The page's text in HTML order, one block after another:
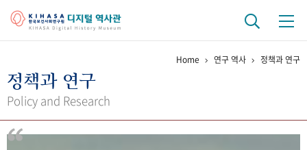
걸어온 길 기관 변천사
연구 역사
Home 연구 역사 정책과 연구
정책과 연구
Policy and Research